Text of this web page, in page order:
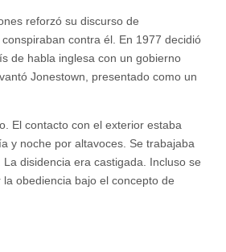
reforzó su discurso de
contra él. En 1977 decidió
de habla inglesa con un gobierno
Jonestown, presentado como un
El contacto con el exterior estaba
y noche por altavoces. Se trabajaba
disidencia era castigada. Incluso se
obediencia bajo el concepto de